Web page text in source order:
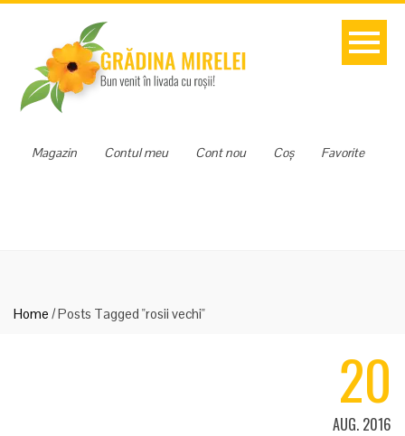
Favorite
Coș
Cont nou
Contul meu
Magazin
Home /Posts Tagged "rosii vechi"
20
AUG. 2016